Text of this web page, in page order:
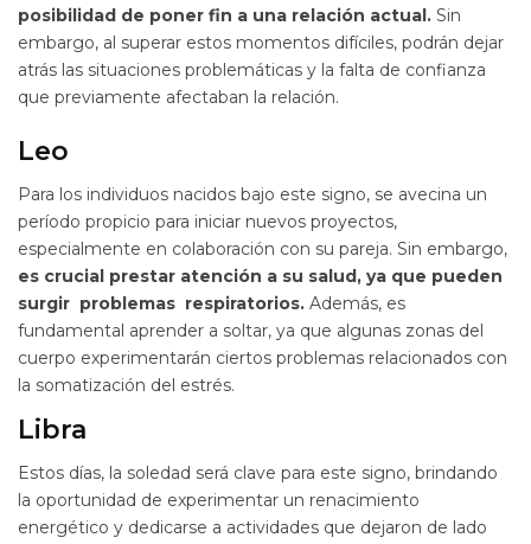
posibilidad de poner fin a una relación actual. Sin
embargo, al superar estos momentos difíciles, podrán dejar
atrás las situaciones problemáticas y la falta de confianza
que previamente afectaban la relación.
Leo
Para los individuos nacidos bajo este signo, se avecina un
período propicio para iniciar nuevos proyectos,
especialmente en colaboración con su pareja. Sin embargo,
es crucial prestar atención a su salud, ya que pueden
surgir problemas respiratorios. Además, es
fundamental aprender a soltar, ya que algunas zonas del
cuerpo experimentarán ciertos problemas relacionados con
la somatización del estrés.
Libra
Estos días, la soledad será clave para este signo, brindando
la oportunidad de experimentar un renacimiento
energético y dedicarse a actividades que dejaron de lado